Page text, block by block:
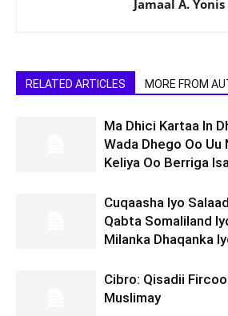
Jamaal A. Yonis
RELATED ARTICLES MORE FROM
Ma Dhici Kartaa In
Wada Dhego Oo Uu
Keliya Oo Berriga
Cuqaasha Iyo
Qabta Somaliland
Milanka Dhaqanka
Cibro: Qisadii
Muslimay